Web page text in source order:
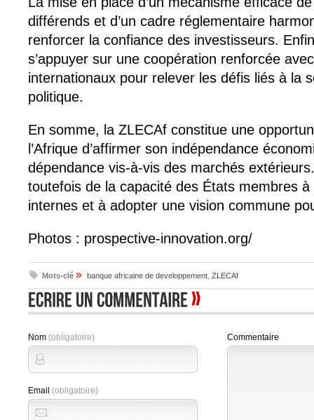
différends et d’un cadre réglementaire
renforcer la confiance des investisseurs.
s’appuyer sur une coopération renforcée
internationaux pour relever les défis liés à la
politique.
En somme, la ZLECAf constitue une
l’Afrique d’affirmer son indépendance
dépendance vis-à-vis des marchés
toutefois de la capacité des États membres
internes et à adopter une vision commune
Photos : prospective-innovation.org/
Mots-clé » banque africaine de developpement ZLECAf
Nom (obligatoire)
Email (obligatoire)
Commentaire